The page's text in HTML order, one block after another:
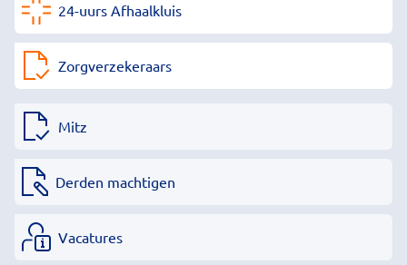
24-uurs Afhaalkluis
Zorgverzekeraars
Mitz
Derden machtigen
Vacatures